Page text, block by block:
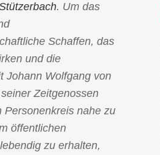
. Um das
Schaffen, das
und die
Johann Wolfgang von
Zeitgenossen
Personenkreis nahe zu
öffentlichen
zu erhalten,